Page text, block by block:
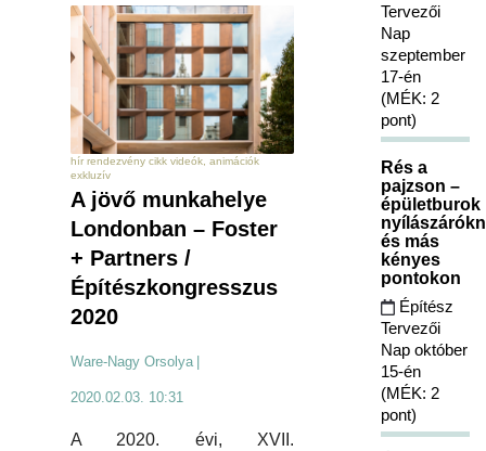
hír rendezvény cikk videók, animációk
exkluzív
A jövő munkahelye
Londonban – Foster
+ Partners /
Építészkongresszus
2020
Ware-Nagy Orsolya
2020.02.03. 10:31
A 2020. évi, XVII.
Tervezői
Nap
szeptember
17-én
(MÉK: 2
pont)
Rés a
pajzson –
épületburok
és más
kényes
pontokon
Építész
Tervezői
Nap október
15-én
(MÉK: 2
pont)